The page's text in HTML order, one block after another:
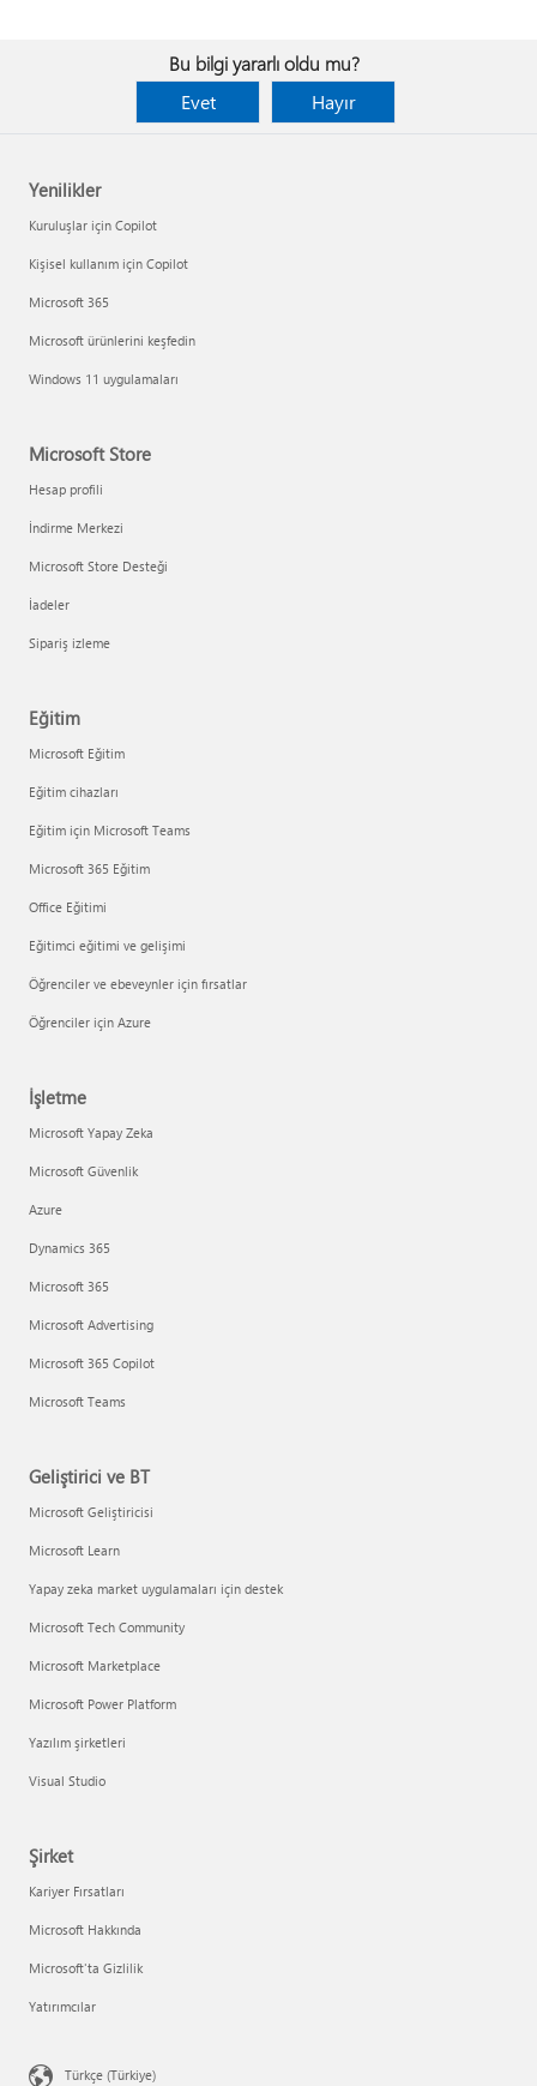
Bu bilgi yararlı oldu mu?
Evet
Hayır
Yenilikler
Kuruluşlar için Copilot
Kişisel kullanım için Copilot
Microsoft 365
Microsoft ürünlerini keşfedin
Windows 11 uygulamaları
Microsoft Store
Hesap profili
İndirme Merkezi
Microsoft Store Desteği
İadeler
Sipariş izleme
Eğitim
Microsoft Eğitim
Eğitim cihazları
Eğitim için Microsoft Teams
Microsoft 365 Eğitim
Office Eğitimi
Eğitimci eğitimi ve gelişimi
Öğrenciler ve ebeveynler için fırsatlar
Öğrenciler için Azure
İşletme
Microsoft Yapay Zeka
Microsoft Güvenlik
Azure
Dynamics 365
Microsoft 365
Microsoft Advertising
Microsoft 365 Copilot
Microsoft Teams
Geliştirici ve BT
Microsoft Geliştiricisi
Microsoft Learn
Yapay zeka market uygulamaları için destek
Microsoft Tech Community
Microsoft Marketplace
Microsoft Power Platform
Yazılım şirketleri
Visual Studio
Şirket
Kariyer Fırsatları
Microsoft Hakkında
Microsoft'ta Gizlilik
Yatırımcılar
Türkçe (Türkiye)